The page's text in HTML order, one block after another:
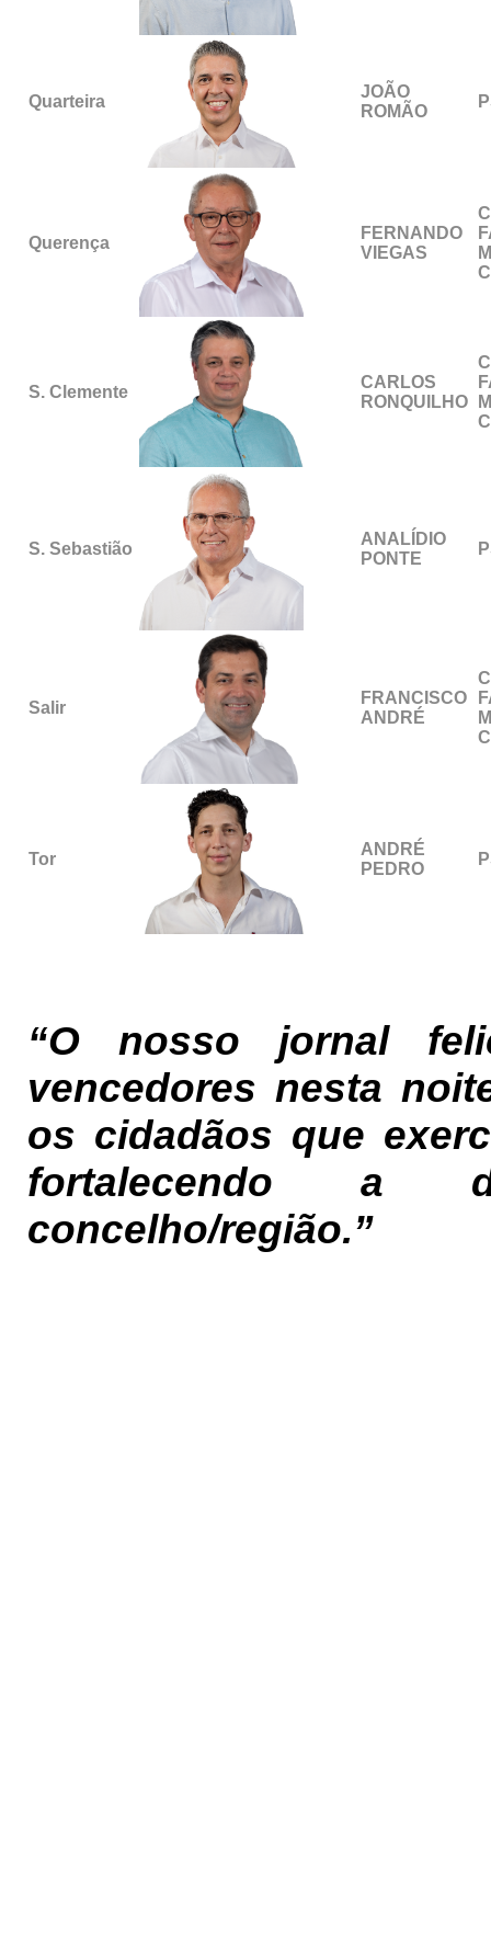
Quarteira
JOÃO
ROMÃO
Querença
FERNANDO
VIEGAS
S. Clemente
CARLOS
RONQUILHO
S. Sebastião
ANALÍDIO
PONTE
Salir
FRANCISCO
ANDRÉ
Tor
ANDRÉ
PEDRO
“O nosso jornal
vencedores nesta
os cidadãos que
fortalecendo a
concelho/região.”